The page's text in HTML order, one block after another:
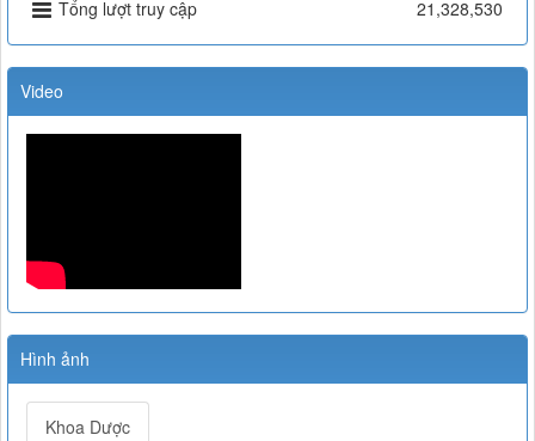
Tổng lượt truy cập 21,328,530
Video
Hình ảnh
Khoa Dược